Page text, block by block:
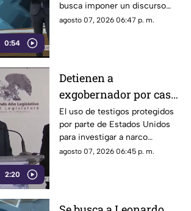
0:54
busca imponer un discurso
único y limitar las voces que
agosto 07, 2026 06:47 p. m.
2:20
Detienen a
exgobernador por caso
Ayotzinapa y desaforan
a alcaldes
El uso de testigos protegidos
por parte de Estados Unidos
para investigar a narco
políticos ha sido cuestionado
agosto 07, 2026 06:45 p. m.